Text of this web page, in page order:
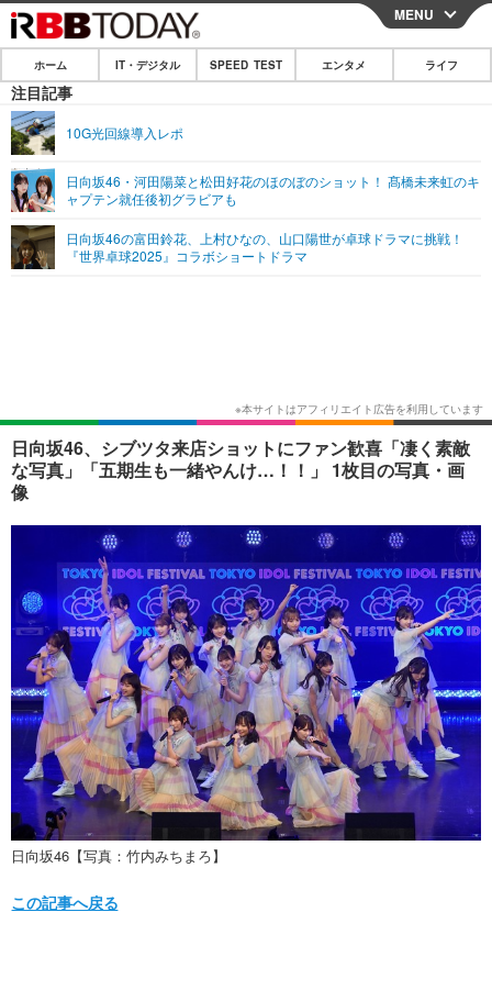
CLOSE
ホーム
IT・デジタル
ネタ
ショッピング その他
SPEED TEST
エンタメ
エンタメTOP
ショッピング その他
ライフ
MENU
ホーム IT・デジタル SPEED TEST エンタメ ライフ
注目記事
10G光回線導入レポ
日向坂46・河田陽菜と松田好花のほのぼのショット！ 髙橋未来虹のキ
ャプテン就任後初グラビアも
日向坂46の富田鈴花、上村ひなの、山口陽世が卓球ドラマに挑戦！
『世界卓球2025』コラボショートドラマ
日向坂46、シブツタ来店ショットにファン歓喜「凄く素敵
な写真」「五期生も一緒やんけ…！！」 1枚目の写真・画
像
日向坂46【写真：竹内みちまろ】
この記事へ戻る